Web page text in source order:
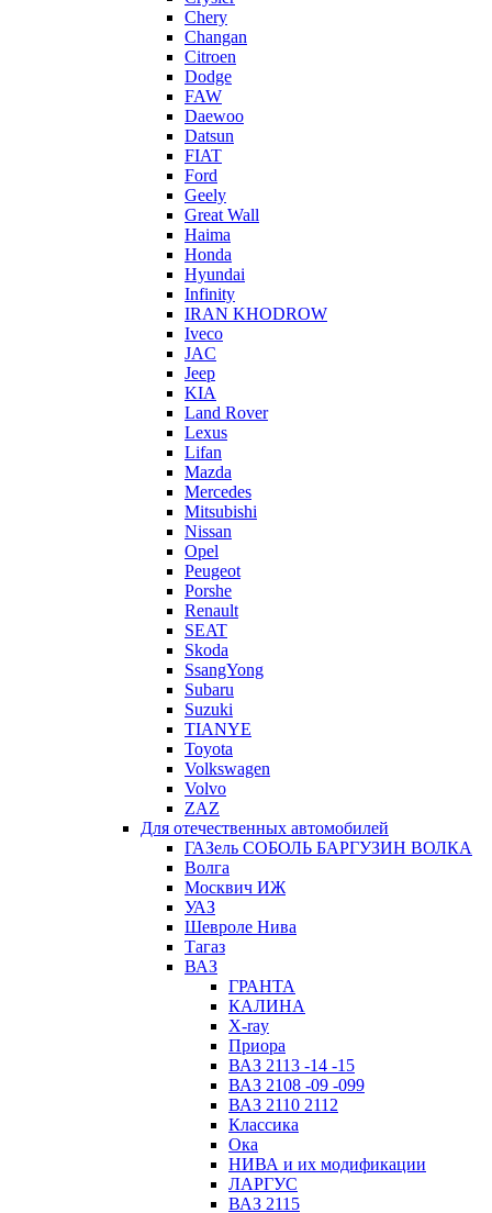
Chery
Changan
Citroen
Dodge
FAW
Daewoo
Datsun
FIAT
Ford
Geely
Great Wall
Haima
Honda
Hyundai
Infinity
IRAN KHODROW
Iveco
JAC
Jeep
KIA
Land Rover
Lexus
Lifan
Mazda
Mercedes
Mitsubishi
Nissan
Opel
Peugeot
Porshe
Renault
SEAT
Skoda
SsangYong
Subaru
Suzuki
TIANYE
Toyota
Volkswagen
Volvo
ZAZ
Для отечественных автомобилей
ГАЗель СОБОЛЬ БАРГУЗИН ВОЛКА
Волга
Москвич ИЖ
УАЗ
Шевроле Нива
Тагаз
ВАЗ
ГРАНТА
КАЛИНА
X-ray
Приора
ВАЗ 2113 -14 -15
ВАЗ 2108 -09 -099
ВАЗ 2110 2112
Классика
Ока
НИВА и их модификации
ЛАРГУС
ВАЗ 2115